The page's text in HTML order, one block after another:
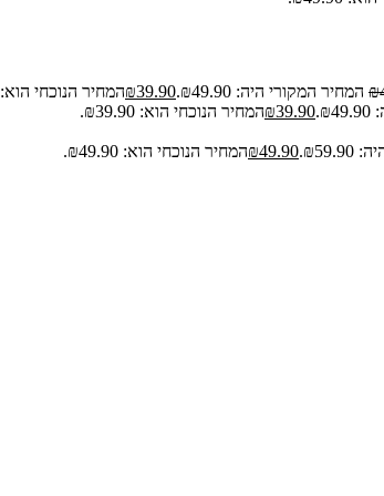
₪ המחיר המקורי היה: ₪49.90. ₪39.90
המחיר הנוכחי הוא: ₪39.90.
₪39.90
המחיר הנוכחי הוא: ₪39.90.
₪49.90
המחיר הנוכחי הוא: ₪49.90.